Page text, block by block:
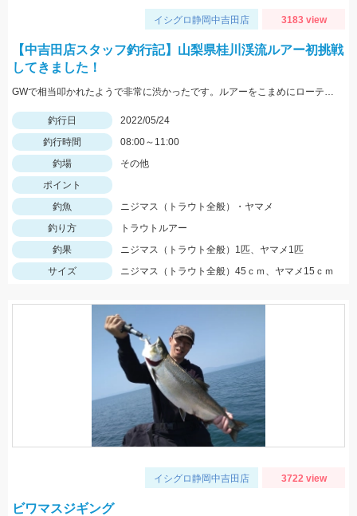
イシグロ静岡中吉田店 3183 view
【中吉田店スタッフ釣行記】山梨県桂川渓流ルアー初挑戦
してきました！
GWで相当叩かれたようで非常に渋かったです。ルアーをこまめにローテーションして何とかニジマスに出会えました。
釣行日
2022/05/24
釣行時間
08:00～11:00
釣場
その他
ポイント
釣魚
ニジマス（トラウト全般）・ヤマメ
釣り方
トラウトルアー
釣果
ニジマス（トラウト全般）1匹、ヤマメ1匹
サイズ
ニジマス（トラウト全般）45ｃｍ、ヤマメ15ｃｍ
イシグロ静岡中吉田店 3722 view
ビワマスジギング